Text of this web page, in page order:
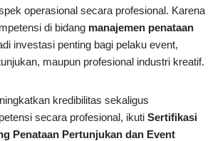
operasional secara profesional. Karena
di bidang manajemen penataan
investasi penting bagi pelaku event,
maupun profesional industri kreatif.
kredibilitas sekaligus
secara profesional, ikuti Sertifikasi
Penataan Pertunjukan dan Event